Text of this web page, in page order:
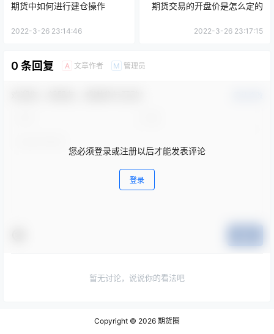
期货中如何进行建仓操作
2022-3-26 23:14:46
期货交易的开盘价是怎么定的
2022-3-26 23:17:15
0 条回复 A 文章作者 M 管理员
您必须登录或注册以后才能发表评论
登录
暂无讨论，说说你的看法吧
Copyright © 2026 期货圈